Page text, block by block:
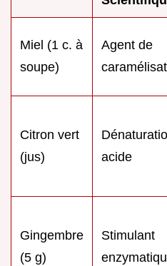
Miel (1 c. à
soupe)
Agent de
Citron vert
(jus)
acide
Gingembre
(5 g)
Stimulant